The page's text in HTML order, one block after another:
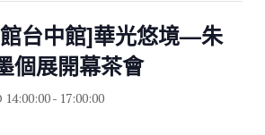
台中館]華光悠境—朱
個展開幕茶會
14:00:00- 17:00:00